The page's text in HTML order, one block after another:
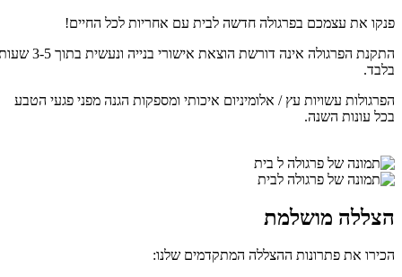
פנקו את עצמכם בפרגולה חדשה לבית עם אחריות לכל החיים!
התקנת הפרגולה אינה דורשת הוצאת אישורי בנייה ונעשית בתוך 3-5 שעות
בלבד.
הפרגולות עשויות עץ / אלומיניום איכותי ומספקות הגנה מפני פגעי הטבע
בכל עונות השנה.
הצללה מושלמת
הכירו את פתרונות ההצללה המתקדמים שלנו: